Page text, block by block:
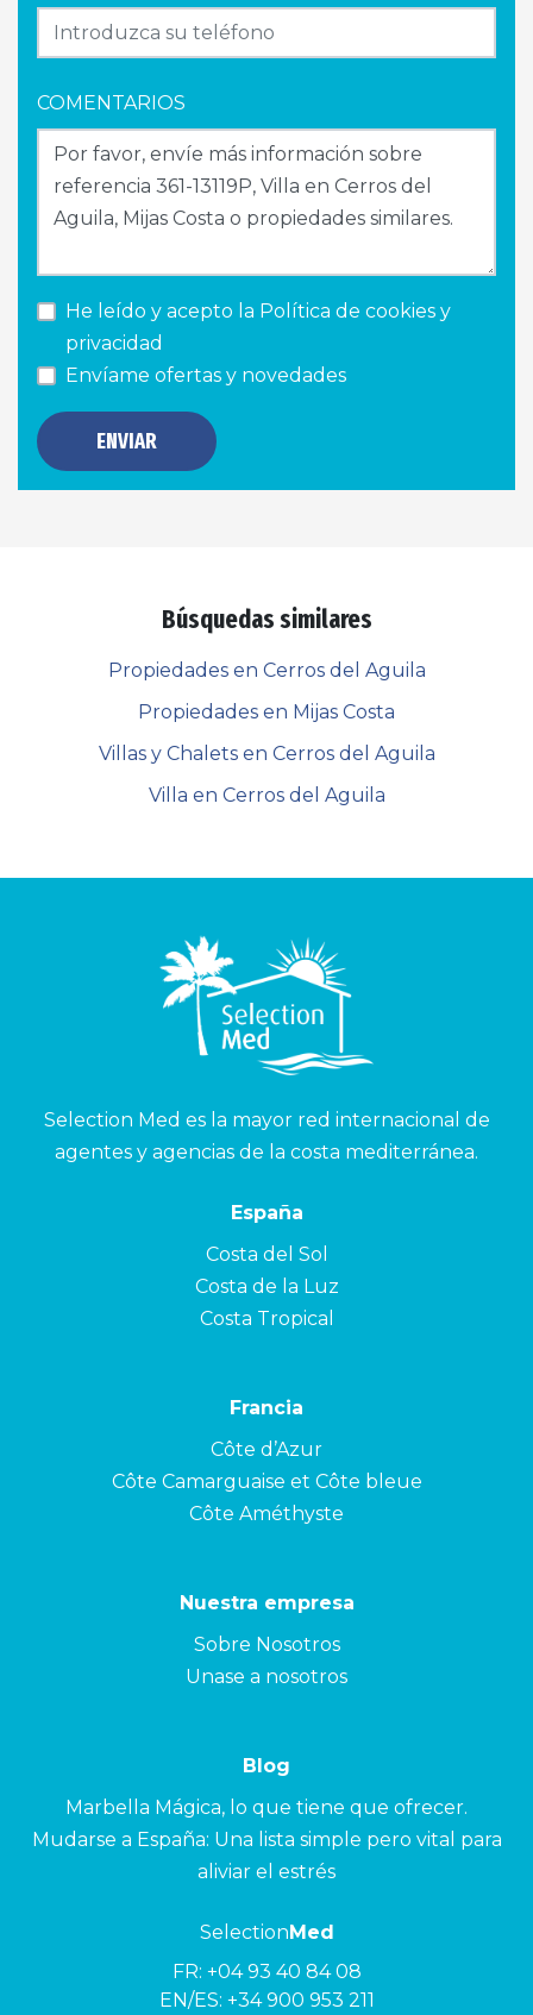
COMENTARIOS
He leído y acepto la Política de cookies y
privacidad
Envíame ofertas y novedades
ENVIAR
Búsquedas similares
Propiedades en Cerros del Aguila
Propiedades en Mijas Costa
Villas y Chalets en Cerros del Aguila
Villa en Cerros del Aguila
Selection Med es la mayor red internacional de
agentes y agencias de la costa mediterránea.
España
Costa del Sol
Costa de la Luz
Costa Tropical
Francia
Côte d’Azur
Côte Camarguaise et Côte bleue
Côte Améthyste
Nuestra empresa
Sobre Nosotros
Unase a nosotros
Blog
Marbella Mágica, lo que tiene que ofrecer.
Mudarse a España: Una lista simple pero vital para
aliviar el estrés
Selection Med
FR: +04 93 40 84 08
EN/ES: +34 900 953 211